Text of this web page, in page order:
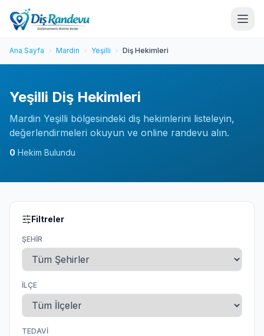
Ana Sayfa Mardin Yeşilli Diş Hekimleri
Yeşilli Diş Hekimleri
Mardin Yeşilli bölgesindeki diş hekimlerini listeleyin,
değerlendirmeleri okuyun ve online randevu alın.
0 Hekim Bulundu
Filtreler
ŞEHIR
İLÇE
TEDAVI